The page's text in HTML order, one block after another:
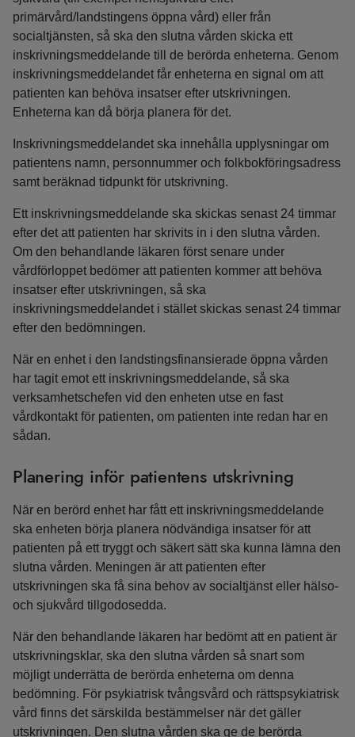
primärvård/landstingens öppna vård) eller från
socialtjänsten, så ska den slutna vården skicka ett
inskrivningsmeddelande till de berörda enheterna. Genom
inskrivningsmeddelandet får enheterna en signal om att
patienten kan behöva insatser efter utskrivningen.
Enheterna kan då börja planera för det.
Inskrivningsmeddelandet ska innehålla upplysningar om
patientens namn, personnummer och folkbokföringsadress
samt beräknad tidpunkt för utskrivning.
Ett inskrivningsmeddelande ska skickas senast 24 timmar
efter det att patienten har skrivits in i den slutna vården.
Om den behandlande läkaren först senare under
vårdförloppet bedömer att patienten kommer att behöva
insatser efter utskrivningen, så ska
inskrivningsmeddelandet i stället skickas senast 24 timmar
efter den bedömningen.
När en enhet i den landstingsfinansierade öppna vården
har tagit emot ett inskrivningsmeddelande, så ska
verksamhetschefen vid den enheten utse en fast
vårdkontakt för patienten, om patienten inte redan har en
sådan.
Planering inför patientens utskrivning
När en berörd enhet har fått ett inskrivningsmeddelande
ska enheten börja planera nödvändiga insatser för att
patienten på ett tryggt och säkert sätt ska kunna lämna den
slutna vården. Meningen är att patienten efter
utskrivningen ska få sina behov av socialtjänst eller hälso-
och sjukvård tillgodosedda.
När den behandlande läkaren har bedömt att en patient är
utskrivningsklar, ska den slutna vården så snart som
möjligt underrätta de berörda enheterna om denna
bedömning. För psykiatrisk tvångsvård och rättspsykiatrisk
vård finns det särskilda bestämmelser när det gäller
utskrivningen. Den slutna vården ska ge de berörda